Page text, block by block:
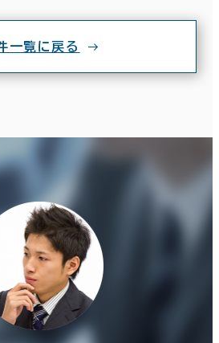
一覧に戻る